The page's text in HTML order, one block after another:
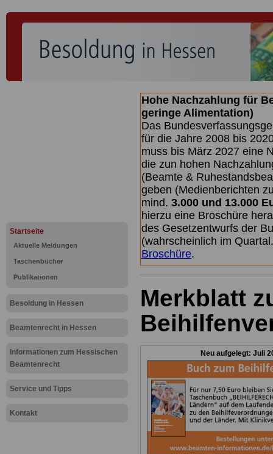
Startseite
Aktuelle Meldungen
Taschenbücher
Publikationen
Besoldung in Hessen
Beamtenrecht in Hessen
Informationen zum Hessischen
Beamtenrecht
Service und Tipps
Kontakt
Hohe Nachzahlung für
geringe Alimentation)
Das
für die Jahre 2008 bis
muss bis März 2027 eine
die zun hohen
(Beamte &
geben (Medienberichten
mind. 3.000 und 13.000
hierzu eine Broschüre
des Gesetzentwurfs der
(wahrscheinlich im
Broschüre.
Merkblatt
Neu aufgelegt: Juli